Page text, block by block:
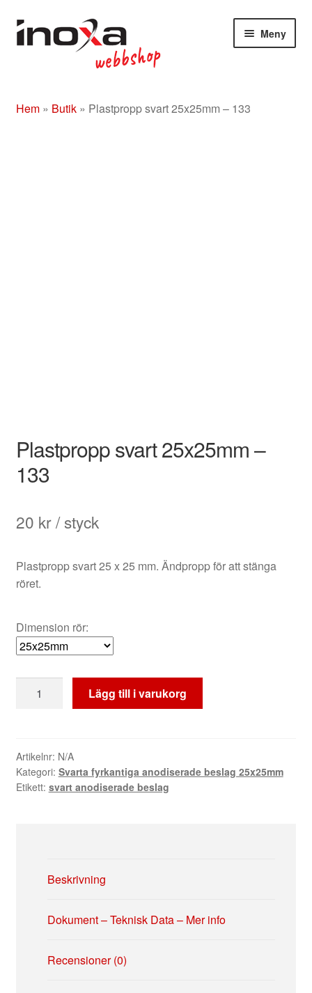
Hoppa
till
Hoppa
till
Meny
Om
Hem» Butik» Plastpropp svart 25x25mm – 133
Plastpropp svart 25x25mm –
133
20 kr/ styck
Plastpropp svart 25 x 25 mm. Ändpropp för att stänga
röret.
Dimension rör:
133
mängd
Lägg till i varukorg
Artikelnr: N/A
Kategori: Svarta fyrkantiga anodiserade beslag 25x25mm
Etikett: svart anodiserade beslag
Beskrivning
Dokument – Teknisk Data – Mer info
Recensioner (0)